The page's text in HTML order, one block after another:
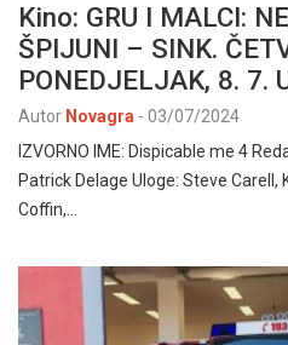
Kino: GRU I MALCI:
ŠPIJUNI – SINK.
PONEDJELJAK, 8. 7.
Autor Novagra - 03/07/2024
IZVORNO IME: Dispicable me 4
Patrick Delage Uloge: Steve Carell,
Coffin,…